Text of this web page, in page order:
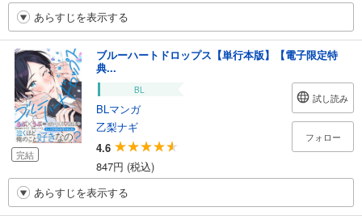
あらすじを表示する
完結
ブルーハートドロップス【単行本版】【電子限定特
典...
BL
BLマンガ
乙梨ナギ
4.6
847円 (税込)
試し読み
フォロー
あらすじを表示する